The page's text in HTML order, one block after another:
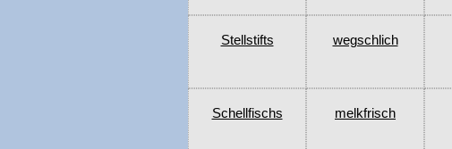
Stellstifts wegschlich
Schellfischs melkfrisch